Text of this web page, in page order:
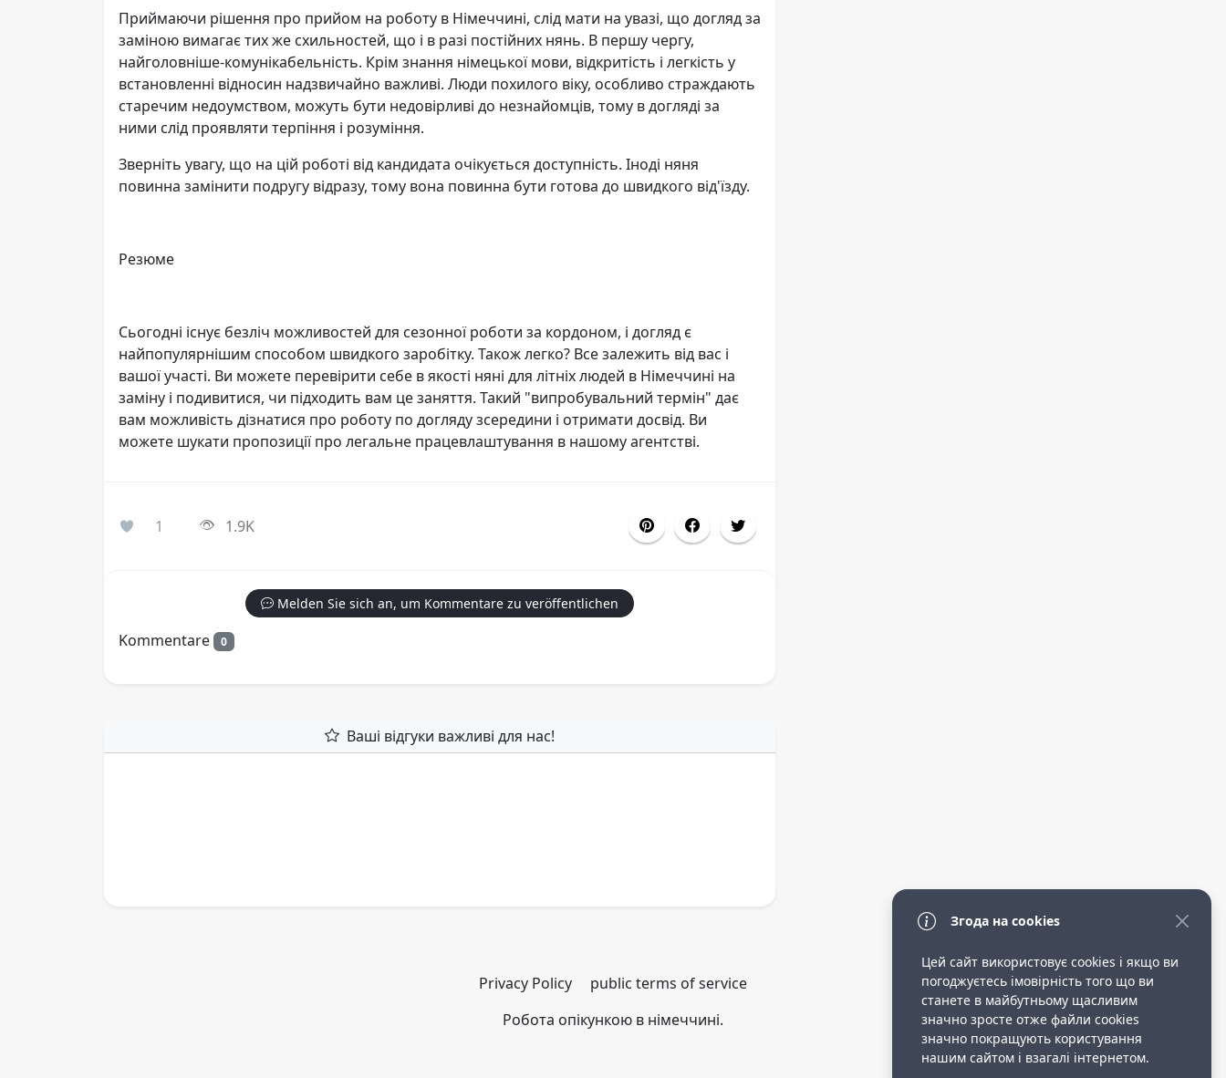
Приймаючи рішення про прийом на роботу в Німеччині, слід мати на увазі, що догляд за
заміною вимагає тих же схильностей, що і в разі постійних нянь. В першу чергу,
найголовніше-комунікабельність. Крім знання німецької мови, відкритість і легкість у
встановленні відносин надзвичайно важливі. Люди похилого віку, особливо страждають
старечим недоумством, можуть бути недовірливі до незнайомців, тому в догляді за
ними слід проявляти терпіння і розуміння.
Зверніть увагу, що на цій роботі від кандидата очікується доступність. Іноді няня
повинна замінити подругу відразу, тому вона повинна бути готова до швидкого від'їзду.
Резюме
Сьогодні існує безліч можливостей для сезонної роботи за кордоном, і догляд є
найпопулярнішим способом швидкого заробітку. Також легко? Все залежить від вас і
вашої участі. Ви можете перевірити себе в якості няні для літніх людей в Німеччині на
заміну і подивитися, чи підходить вам це заняття. Такий "випробувальний термін" дає
вам можливість дізнатися про роботу по догляду зсередини і отримати досвід. Ви
можете шукати пропозиції про легальне працевлаштування в нашому агентстві.
1 1.9K
Melden Sie sich an, um Kommentare zu veröffentlichen
Kommentare 0
Ваші відгуки важливі для нас!
Privacy Policy
public terms of service
Робота опікункою в німеччині.
Згода на cookies
Цей сайт використовує cookies і якщо ви
погоджуєтесь імовірність того що ви
станете в майбутньому щасливим
значно зросте отже файли cookies
значно покращують користування
нашим сайтом і взагалі інтернетом.